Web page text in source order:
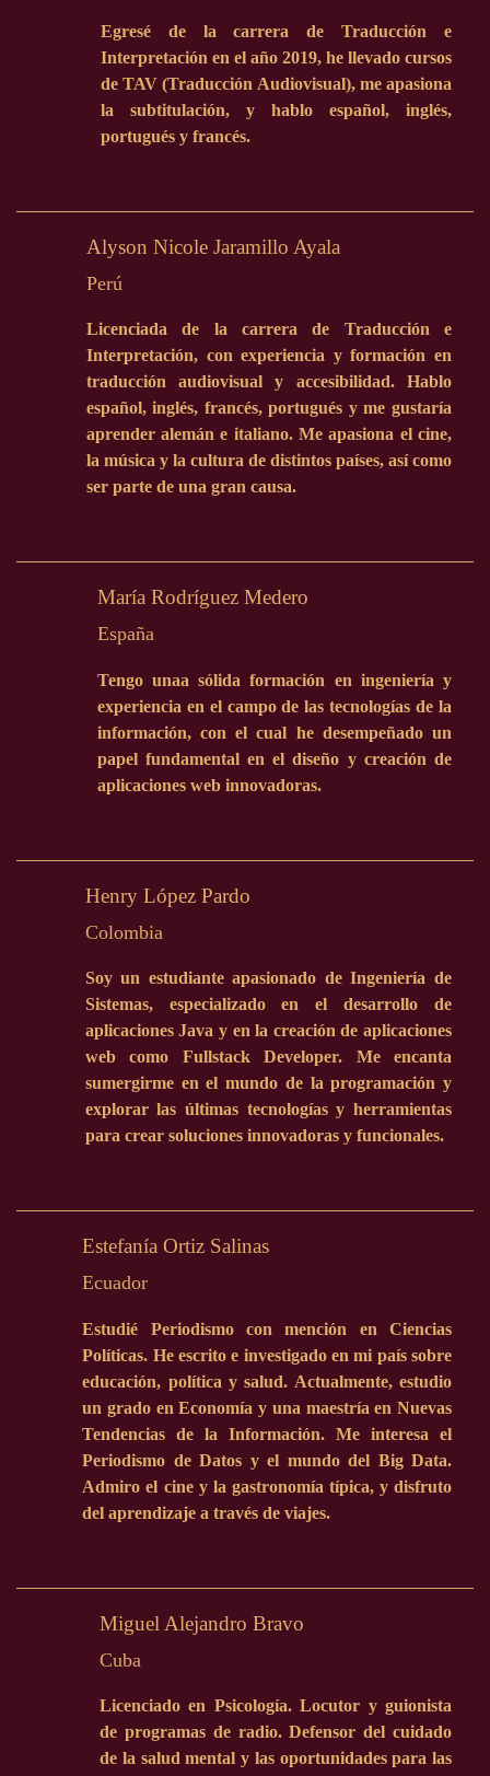
Egresé de la carrera de Traducción e
Interpretación en el año 2019, he llevado cursos
de TAV (Traducción Audiovisual), me apasiona
la subtitulación, y hablo español, inglés,
portugués y francés.
Alyson Nicole Jaramillo Ayala
Perú
Licenciada de la carrera de Traducción e
Interpretación, con experiencia y formación en
traducción audiovisual y accesibilidad. Hablo
español, inglés, francés, portugués y me gustaría
aprender alemán e italiano. Me apasiona el cine,
la música y la cultura de distintos países, así como
ser parte de una gran causa.
María Rodríguez Medero
España
Tengo unaa sólida formación en ingeniería y
experiencia en el campo de las tecnologías de la
información, con el cual he desempeñado un
papel fundamental en el diseño y creación de
aplicaciones web innovadoras.
Henry López Pardo
Colombia
Soy un estudiante apasionado de Ingeniería de
Sistemas, especializado en el desarrollo de
aplicaciones Java y en la creación de aplicaciones
web como Fullstack Developer. Me encanta
sumergirme en el mundo de la programación y
explorar las últimas tecnologías y herramientas
para crear soluciones innovadoras y funcionales.
Estefanía Ortiz Salinas
Ecuador
Estudié Periodismo con mención en Ciencias
Políticas. He escrito e investigado en mi país sobre
educación, política y salud. Actualmente, estudio
un grado en Economía y una maestría en Nuevas
Tendencias de la Información. Me interesa el
Periodismo de Datos y el mundo del Big Data.
Admiro el cine y la gastronomía típica, y disfruto
del aprendizaje a través de viajes.
Miguel Alejandro Bravo
Cuba
Licenciado en Psicología. Locutor y guionista
de programas de radio. Defensor del cuidado
de la salud mental y las oportunidades para las